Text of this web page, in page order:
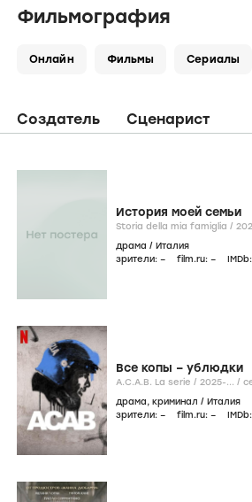
Фильмография
Онлайн Фильмы Сериалы
Создатель Сценарист
История моей семьи
Storia della mia famiglia /
драма / Италия
зрители: – film.ru: – IMDb:
Все копы – ублюдки
A.C.A.B. La serie / 2025-... /
драма, криминал / Италия
зрители: – film.ru: – IMDb: